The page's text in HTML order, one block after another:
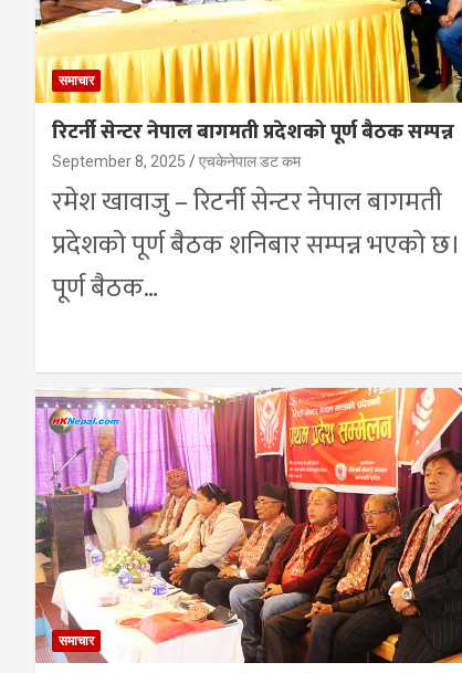
समाचार
रिटर्नी सेन्टर नेपाल बागमती प्रदेशको पूर्ण बैठक सम्पन्न
September 8, 2025 एचकेनेपाल डट कम
रमेश खावाजु – रिटर्नी सेन्टर नेपाल बागमती
प्रदेशको पूर्ण बैठक शनिबार सम्पन्न भएको छ।
पूर्ण बैठक…
समाचार